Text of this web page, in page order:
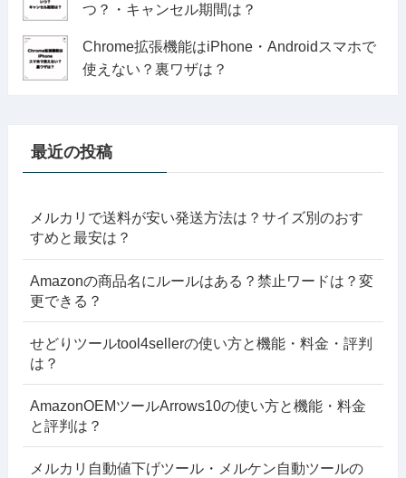
つ？・キャンセル期間は？
Chrome拡張機能はiPhone・Androidスマホで
使えない？裏ワザは？
最近の投稿
メルカリで送料が安い発送方法は？サイズ別のおす
すめと最安は？
Amazonの商品名にルールはある？禁止ワードは？変
更できる？
せどりツールtool4sellerの使い方と機能・料金・評判
は？
AmazonOEMツールArrows10の使い方と機能・料金
と評判は？
メルカリ自動値下げツール・メルケン自動ツールの